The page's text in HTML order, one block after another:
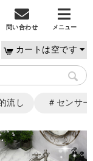
問い合わせ メニュー
カートは空です
流し ＃センサ